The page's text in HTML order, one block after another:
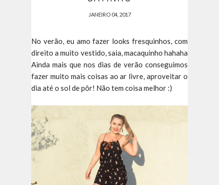
JANEIRO 04, 2017
No verão, eu amo fazer looks fresquinhos, com
direito a muito vestido, saia, macaquinho hahaha
Ainda mais que nos dias de verão conseguimos
fazer muito mais coisas ao ar livre, aproveitar o
dia até o sol de pôr! Não tem coisa melhor :)